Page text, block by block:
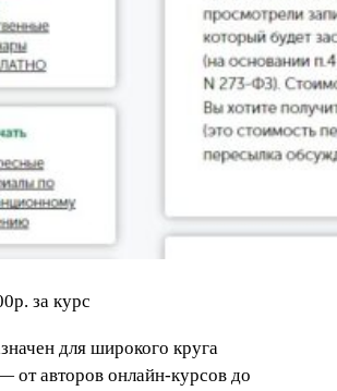
за курс
для широкого круга
от авторов онлайн-курсов до